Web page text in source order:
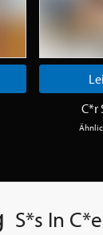
C*r
S*s In C*e